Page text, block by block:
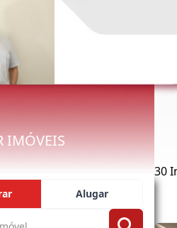
IMÓVEIS
Alugar
30